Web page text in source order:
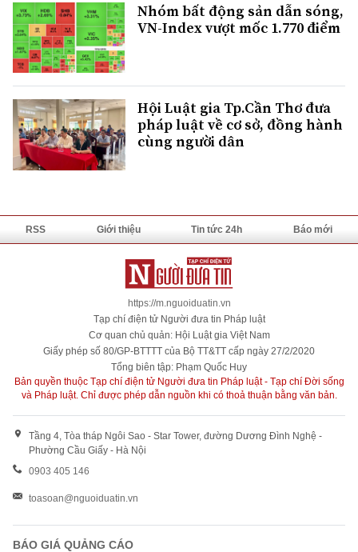
Nhóm bất động sản dẫn sóng,
VN-Index vượt mốc 1.770 điểm
Hội Luật gia Tp.Cần Thơ đưa
pháp luật về cơ sở, đồng hành
cùng người dân
RSS Giới thiệu Tin tức 24h Báo mới
https://m.nguoiduatin.vn
Tạp chí điện tử Người đưa tin Pháp luật
Cơ quan chủ quản: Hội Luật gia Việt Nam
Giấy phép số 80/GP-BTTTT của Bộ TT&TT cấp ngày 27/2/2020
Tổng biên tập: Phạm Quốc Huy
Bản quyền thuộc Tạp chí điện tử Người đưa tin Pháp luật - Tạp chí Đời sống
và Pháp luật. Chỉ được phép dẫn nguồn khi có thoả thuận bằng văn bản.
Tầng 4, Tòa tháp Ngôi Sao - Star Tower, đường Dương Đình Nghệ -
Phường Cầu Giấy - Hà Nội
0903 405 146
toasoan@nguoiduatin.vn
BÁO GIÁ QUẢNG CÁO